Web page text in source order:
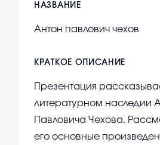
НАЗВАНИЕ
Антон павлович чехов
КРАТКОЕ ОПИСАНИЕ
Презентация
литературном наследии
Павловича Чехова.
его основные